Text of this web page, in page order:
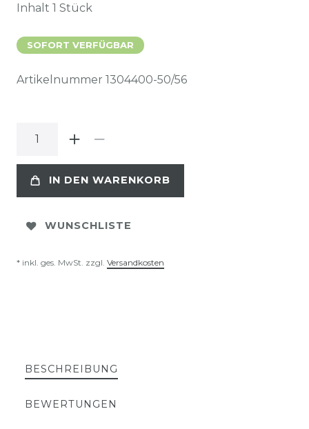
Inhalt 1 Stück
SOFORT VERFÜGBAR
Artikelnummer 1304400-50/56
IN DEN WARENKORB
WUNSCHLISTE
* inkl. ges. MwSt. zzgl. Versandkosten
BESCHREIBUNG
BEWERTUNGEN